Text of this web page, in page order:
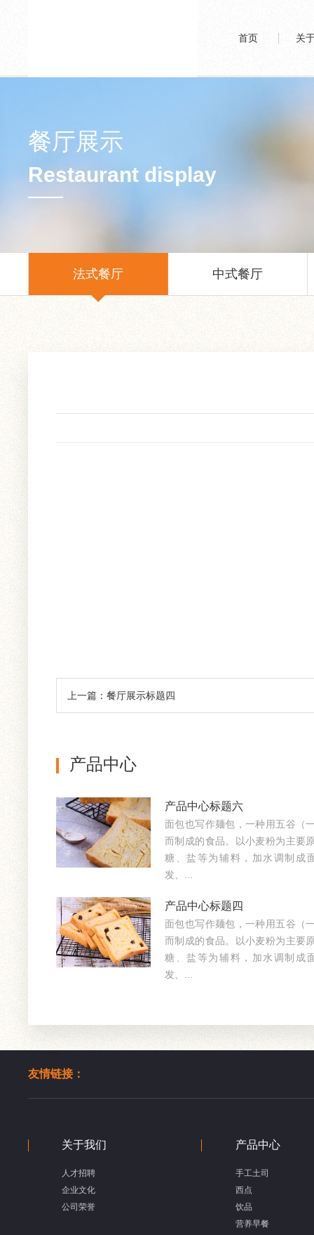
首页 关
餐厅展示
Restaurant display
法式餐厅 中式餐厅
上一篇：餐厅展示标题四
产品中心
产品中心标题六
面包也写作麺包，一种用五谷（
而制成的食品。以小麦粉为主要
糖、盐等为辅料，加水调制成
发、...
产品中心标题四
面包也写作麺包，一种用五谷（
而制成的食品。以小麦粉为主要
糖、盐等为辅料，加水调制成
发、...
友情链接：
关于我们
人才招聘
企业文化
公司荣誉
产品中心
手工土司
西点
饮品
营养早餐